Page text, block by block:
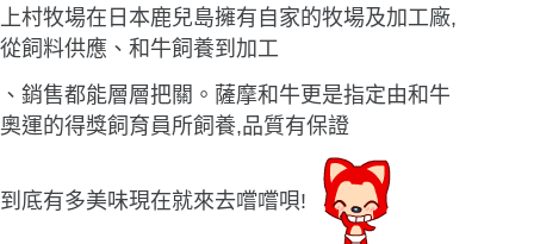
上村牧場在日本鹿兒島擁有自家的牧場及加工廠,
從飼料供應、和牛飼養到加工
、銷售都能層層把關。薩摩和牛更是指定由和牛
奧運的得獎飼育員所飼養,品質有保證
到底有多美味現在就來去嚐嚐唄!